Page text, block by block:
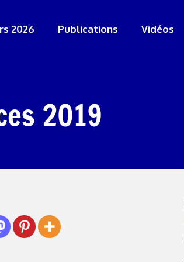
2026 Publications Vidéos
2019